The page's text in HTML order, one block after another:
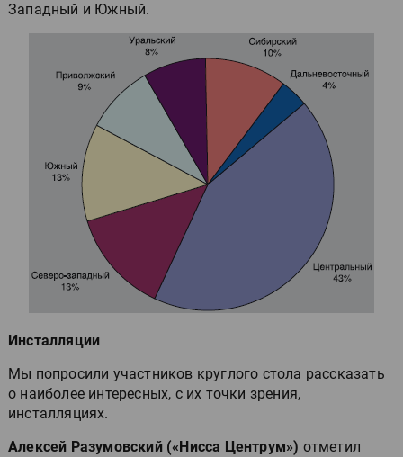
Западный и Южный.
Инсталляции
Мы попросили участников круглого стола рассказать
о наиболее интересных, с их точки зрения,
инсталляциях.
Алексей Разумовский («Нисса Центрум») отметил